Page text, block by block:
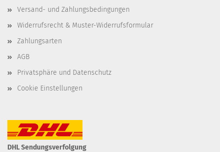
Versand- und Zahlungsbedingungen
Widerrufsrecht & Muster-Widerrufsformular
Zahlungsarten
AGB
Privatsphäre und Datenschutz
Cookie Einstellungen
DHL Sendungsverfolgung